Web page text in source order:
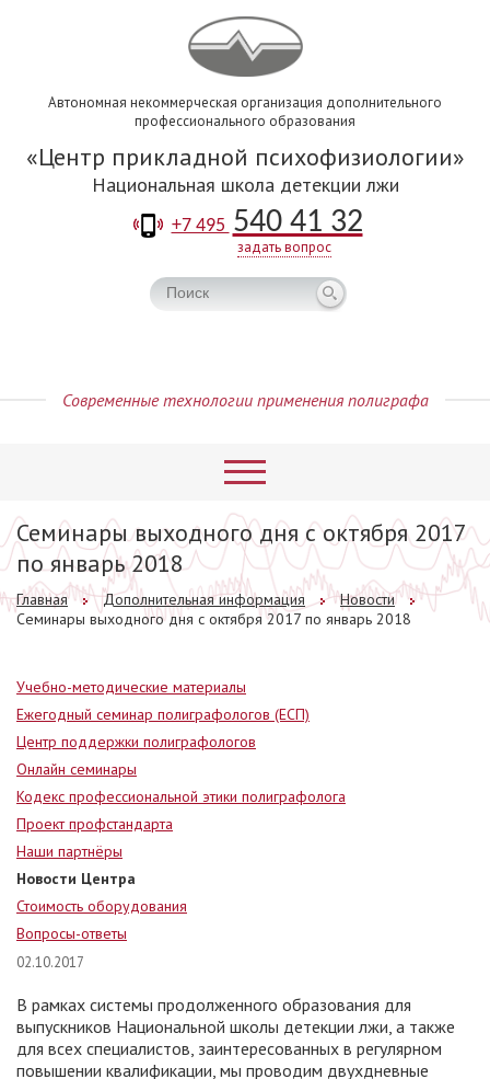
+7 495 540 41 32
задать вопрос
Автономная некоммерческая организация дополнительного
профессионального образования
Центр прикладной психофизиологии
Национальная школа детекции лжи
Современные технологии применения полиграфа
Семинары выходного дня с октября 2017
по январь 2018
Главная Дополнительная информация
Новости
Семинары выходного дня с октября 2017 по январь 2018
Учебно-методические материалы
Ежегодный семинар полиграфологов (ЕСП)
Центр поддержки полиграфологов
Онлайн семинары
Кодекс профессиональной этики полиграфолога
Проект профстандарта
Наши партнёры
Новости Центра
Стоимость оборудования
Вопросы-ответы
02.10.2017
В рамках системы продолженного образования для
выпускников Национальной школы детекции лжи, а также
для всех специалистов, заинтересованных в регулярном
повышении квалификации, мы проводим двухдневные